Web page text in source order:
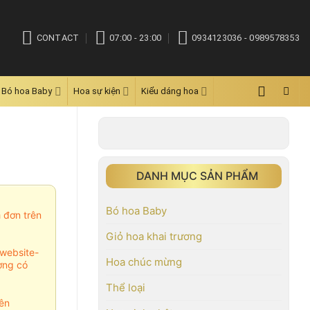
CONTACT 07:00 - 23:00 0934123036 - 0989578353
Bó hoa Baby Hoa sự kiện Kiểu dáng hoa
DANH MỤC SẢN PHẨM
Bó hoa Baby
Giỏ hoa khai trương
Hoa chúc mừng
Thể loại
đơn trên
có